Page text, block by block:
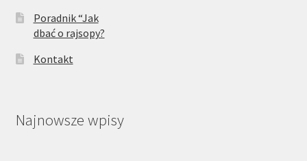
Poradnik “Jak
dbać o rajsopy?
Kontakt
Najnowsze wpisy